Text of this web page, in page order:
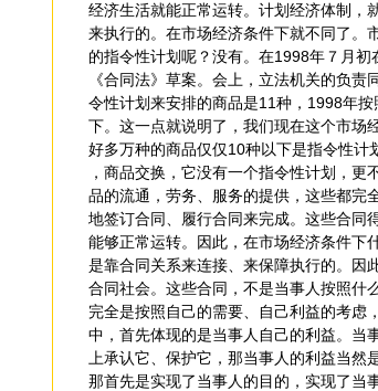
经济生活就能正常运转。计划经济体制，
来执行的。在市场经济条件下就不同了。
的指令性计划呢？没有。在1998年７月
《合同法》草案。会上，立法机关的负
令性计划来安排的商品是11种，1998年
下。这一点就说明了，我们现在这个市场
好多万种的商品仅仅10种以下是指令性计
，商品交换，它没有一个指令性计划，
品的流通，劳务、服务的提供，这些都完
地签订合同、履行合同来完成。这些合同
能够正常运转。因此，在市场经济条件下
是靠合同关系来连接、来保障执行的。因
合同社会。这些合同，不是当事人按照什
完全是按照自己的需要、自己利益的考虑
中，首先体现的是当事人自己的利益。当
上承认它、保护它，那当事人的利益当然
那首先是实现了当事人的目的，实现了当